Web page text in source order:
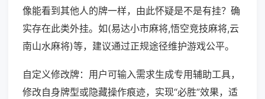
像能看到其他人的牌一样，由此怀疑是不是有挂？确
实存在此类外挂。如(易达小市麻将,悟空竞技麻将,云
南山水麻将)等，建议通过正规途径维护游戏公平。
自定义修改牌：用户可输入需求生成专用辅助工具，
修改自身牌型或隐藏操作痕迹，实现“必胜”效果，适